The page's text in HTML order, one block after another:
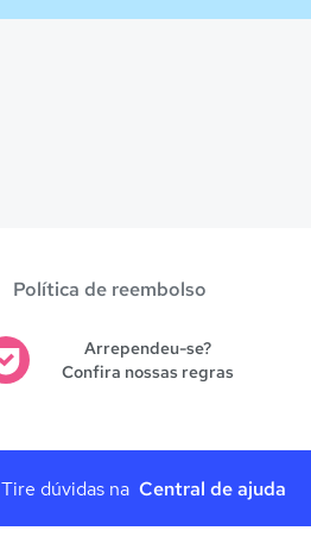
Política de reembolso
Arrependeu-se?
Confira nossas regras
Tire dúvidas na Central de ajuda